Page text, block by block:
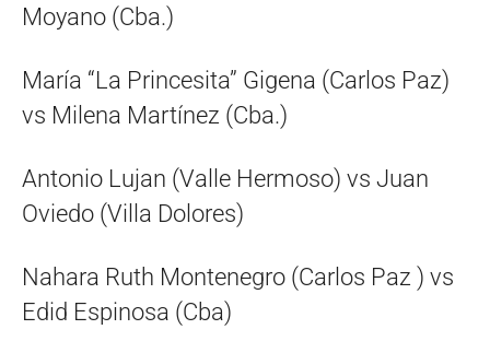
Moyano (Cba.)
María “La Princesita” Gigena (Carlos Paz)
vs Milena Martínez (Cba.)
Antonio Lujan (Valle Hermoso) vs Juan
Oviedo (Villa Dolores)
Nahara Ruth Montenegro (Carlos Paz ) vs
Edid Espinosa (Cba)